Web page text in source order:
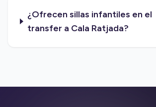
¿Ofrecen sillas infantiles en el
transfer a Cala Ratjada?